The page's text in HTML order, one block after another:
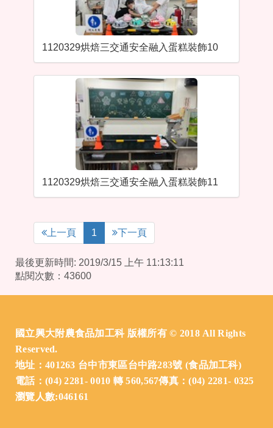
1120329烘焙三交通安全融入蛋糕裝飾10
1120329烘焙三交通安全融入蛋糕裝飾11
上一頁 1 下一頁
最後更新時間: 2019/3/15 上午 11:13:11
點閱次數：43600
國立興大附農食品加工科 版權所有 © 2018 All Rights
Reserved.
地址：401263 台中市東區台中路283號 (食品加工科)
電話：(04) 2281- 0010 轉 560,567傳真：(04) 2281- 0325
瀏覽人數:046161